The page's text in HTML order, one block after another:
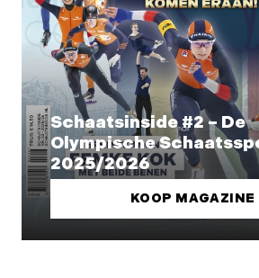
Schaatsinside #2 – De
Olympische
2025/2026
KOOP MAGAZINE